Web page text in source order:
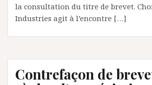
la consultation du titre de brevet.
Industries agit à l’encontre […]
Contrefaçon de